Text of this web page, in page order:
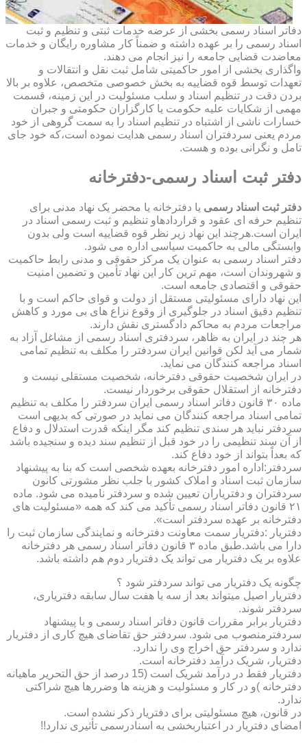
دفاتر اسناد رسمی بخشی از عرضه خدمات ثبتی و تنظیم و ثبت
اسناد رسمی را بر عهده داشته و ضمناً کار مشاوره رایگان و خدمات
معاضدت قضایی جامعه را نیز انجام می دهند.
واگذاری بخشی از امور حاکمیتی شامل ثبت نقل و انتقالات و
تعهدات توسط قوه قضاییه به بخش خصوصی متخصص، علاوه بر بالا
بردن دقت در تنظیم اسناد و سلب مسئولیت در این زمینه، قسمت
مهمی از شکایات علیه حکومت یا کارگزاران حکومتی و جبران
خسارات ناشی از اشتباه در تنظیم اسناد را به سمت گروهی از خود
مردم یعنی سردفتران اسناد رسمی هدایت نموده است،که خود جای
تامل و نگرانی بوده و هست.
دفتر ثبت اسناد رسمی-دفترخانه
دفتر ثبت اسناد رسمی یا دفترخانه یا محضر یک نهاد مدنی برای
تنظیم حرفه ای عقود و قراردادهاو تنظیم و ثبت رسمی اسناد در
ایران است.هرچند این نهاد زیر نظر قوه قضاییه است ولی بدون
وابستگی مالی به حاکمیت سیاسی اداره می شود.
دفتر اسناد رسمی به عنوان یک مرکز حقوقی و مدنی رابط حاکمیت
و شهروندان است، مهم ترین کار این نهاد تأمین و تضمین امنیت
حقوقی و اقتصادی جامعه است.
این نهاد دارای مسئولیتی مستقل از دولت و قوای حاکم است و با
تنظیم دقیق اسناد در جلوگیری از وقوع نزاع های بی مورد و کاهش
مراجعات مردم به محاکم دادگستری نقش دارند.
هر چند در ایران به ظاهر، سردفتری اسناد رسمی از مشاغل آزاد به
شمار می آید لکن قوانین ایران سردفتر را مکلف به تنظیم تمامی
اسناد مراجعه کنندگان می نماید.
در ایران شخصیت حقوقی دفترخانه، شخصیت مستقلی نیست و
دفترخانه از استقلال حقوقی برخوردار نیست.
ماده ۳۰ قانون دفاتر اسناد رسمی ایران سردفتر را مکلف به تنظیم
تمامی اسناد مراجعه کنندگان می نماید در صورتی که بدیهی است
سردفتر نباید هر سندی تنظیم کند مگر اینکه قدرت استدلال و دفاع
از آن سند تنظیمی را در خود قبل از تنظیم سند دیده و سنجیده باشد
که بعداً بتواند از خود دفاع کند.
سردفتر:اداره امور دفترخانه بعهده شخصی است که بنا به پیشنهاد
سازمان ثبت اسناد و املاک کشور با جلب نظر مشورتی کانون
سردفتران و دفتریاران تعیین شده و سردفتر نامیده می شود. ماده
۲۱ قانون دفاتر اسناد رسمی تأکید می کند که همه «مسئولیت های
دفترخانه بر عهده سردفتر است».
دفتریار :دفتریار سمت معاونت دفترخانه و نمایندگی سازمان ثبت را
دارا می باشد.طبق ماده ۳ قانون دفاتر اسناد رسمی هر دفترخانه
علاوه بر یک دفتریار می تواند یک دفتریار دوم هم داشته باشد.
چگونه یک دفتریار می تواند سردفتر شود ؟
دفتریار اصیل میتواند بعد از سه یا هفت سال سابقه دفتریاری،
سردفتر شوند.
دفتریار برابر مقررات قانون دفاتر اسناد رسمی و با پیشنهاد
سردفترمنصوب می شود. سردفتر حق تقاضای هیچ کاری از دفتریار
ندارد و سردفتر حق اخراج وی را ندارد.
دفتریار، شریک درآمد دفترخانه است.
دفتریار فقط در درآمد شریک است (15 درصد از حق التحریر ماهیانه
دفترخانه )و در کار و مسئولیت و هزینه ها وضررها هیچ شراکتی
ندارد.
در قانون، هیچ مسئولیتی برای دفتریار ذکر نشده است.
امضای دفتریار در اعتباربخشی به اسنادرسمی تأثیری ندارد!!